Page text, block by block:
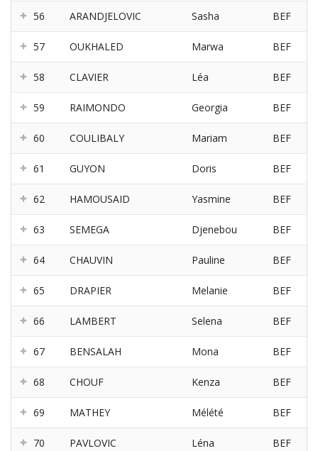
56 ARANDJELOVIC Sasha BEF
57 OUKHALED Marwa BEF
58 CLAVIER Léa BEF
59 RAIMONDO Georgia BEF
60 COULIBALY Mariam BEF
61 GUYON Doris BEF
62 HAMOUSAID Yasmine BEF
63 SEMEGA Djenebou BEF
64 CHAUVIN Pauline BEF
65 DRAPIER Melanie BEF
66 LAMBERT Selena BEF
67 BENSALAH Mona BEF
68 CHOUF Kenza BEF
69 MATHEY Mélété BEF
70 PAVLOVIC Léna BEF